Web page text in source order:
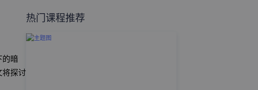
的暗
将探讨
热门课程推荐